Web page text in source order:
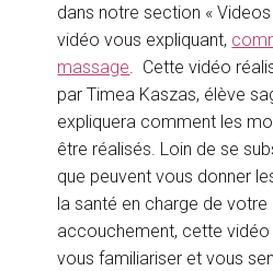
dans notre section « Videos
vidéo vous expliquant,
massage . Cette vidéo
par Timea Kaszas, élève
expliquera comment les
être réalisés. Loin de se
que peuvent vous donner
la santé en charge de
accouchement, cette
vous familiariser et vous